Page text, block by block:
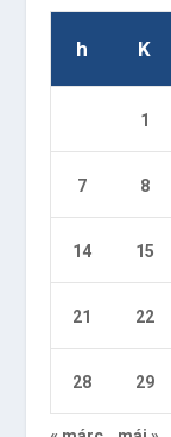
h K
1
7 8
14 15
21 22
28 29